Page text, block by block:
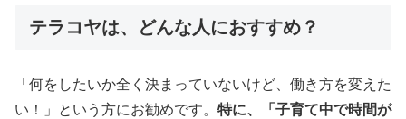
テラコヤは、どんな人におすすめ？
「何をしたいか全く決まっていないけど、働き方を変えた
い！」という方にお勧めです。 特に、「子育て中で時間が